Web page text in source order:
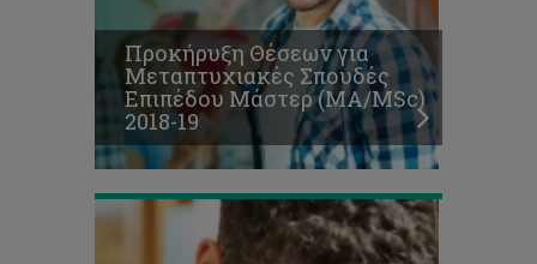
Προκήρυξη Θέσεων για
Μεταπτυχιακές Σπουδές
Επιπέδου Μάστερ (ΜΑ/MSc)
2018-19
για
υποψήφιους
μεταπτυχιακούς
φοιτητές
επιπέδου
Μάστερ
2018/2019»